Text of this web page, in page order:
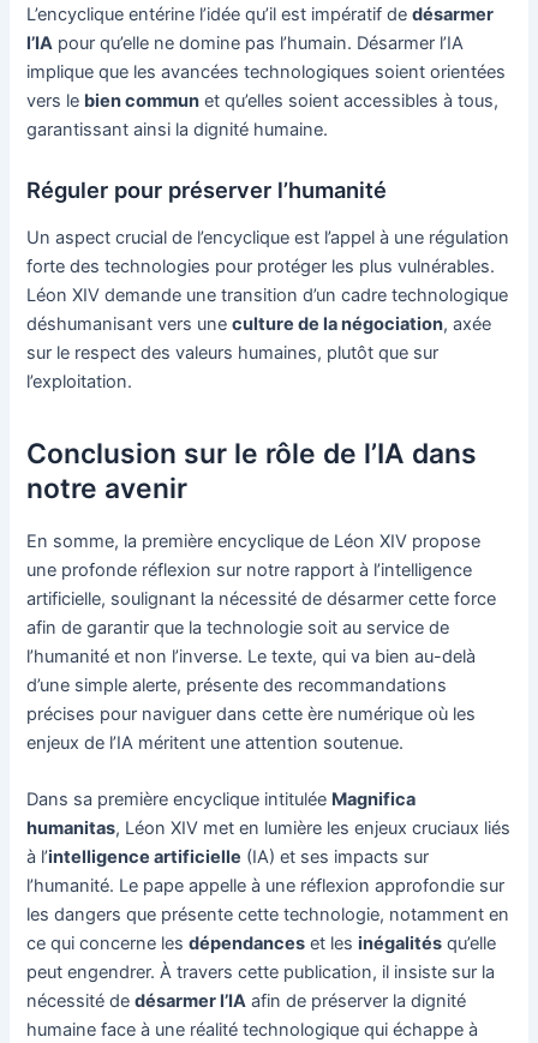
L’encyclique entérine l’idée qu’il est impératif dedésarmer
l’IA pour qu’elle ne domine pas l’humain. Désarmer l’IA
implique que les avancées technologiques soient orientées
vers le bien commun et qu’elles soient accessibles à tous,
garantissant ainsi la dignité humaine.
Réguler pour préserver l’humanité
Un aspect crucial de l’encyclique est l’appel à une régulation
forte des technologies pour protéger les plus vulnérables.
Léon XIV demande une transition d’un cadre technologique
déshumanisant vers uneculture de la négociation, axée
sur le respect des valeurs humaines, plutôt que sur
l’exploitation.
Conclusion sur le rôle de l’IA dans
notre avenir
En somme, la première encyclique de Léon XIV propose
une profonde réflexion sur notre rapport à l’intelligence
artificielle, soulignant la nécessité de désarmer cette force
afin de garantir que la technologie soit au service de
l’humanité et non l’inverse. Le texte, qui va bien au-delà
d’une simple alerte, présente des recommandations
précises pour naviguer dans cette ère numérique où les
enjeux de l’IA méritent une attention soutenue.
Dans sa première encyclique intitulée Magnifica
humanitas, Léon XIV met en lumière les enjeux cruciaux liés
à l’intelligence artificielle (IA) et ses impacts sur
l’humanité. Le pape appelle à une réflexion approfondie sur
les dangers que présente cette technologie, notamment en
ce qui concerne lesdépendances et lesinégalités qu’elle
peut engendrer. À travers cette publication, il insiste sur la
nécessité dedésarmer l’IA afin de préserver la dignité
humaine face à une réalité technologique qui échappe à